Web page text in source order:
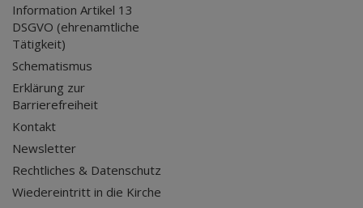
Information Artikel 13
DSGVO (ehrenamtliche
Tätigkeit)
Schematismus
Erklärung zur
Barrierefreiheit
Kontakt
Newsletter
Rechtliches & Datenschutz
Wiedereintritt in die Kirche